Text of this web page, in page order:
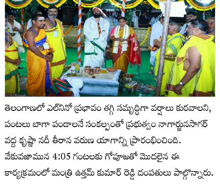
తెలంగాణలో ఎల్‌నినో ప్రభావం తగ్గి సమృద్ధిగా వర్షాలు కురవాలని,
పంటలు బాగా పండాలనే సంకల్పంతో ప్రభుత్వం నాగార్జునసాగర్
వద్ద కృష్ణా నదీ తీరాన వరుణ యాగాన్ని ప్రారంభించింది.
వేకువజామున 4:05 గంటలకు గోపూజతో మొదలైన ఈ
కార్యక్రమంలో మంత్రి ఉత్తమ్ కుమార్ రెడ్డి దంపతులు పాల్గొన్నారు.